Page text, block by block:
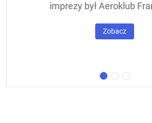
imprezy był Aeroklub
de Tourisme – zawody
trasie znajdowała się m.in.
Zobacz